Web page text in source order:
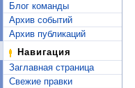
Блог команды
Архив событий
Архив публикаций
Навигация
Заглавная страница
Свежие правки